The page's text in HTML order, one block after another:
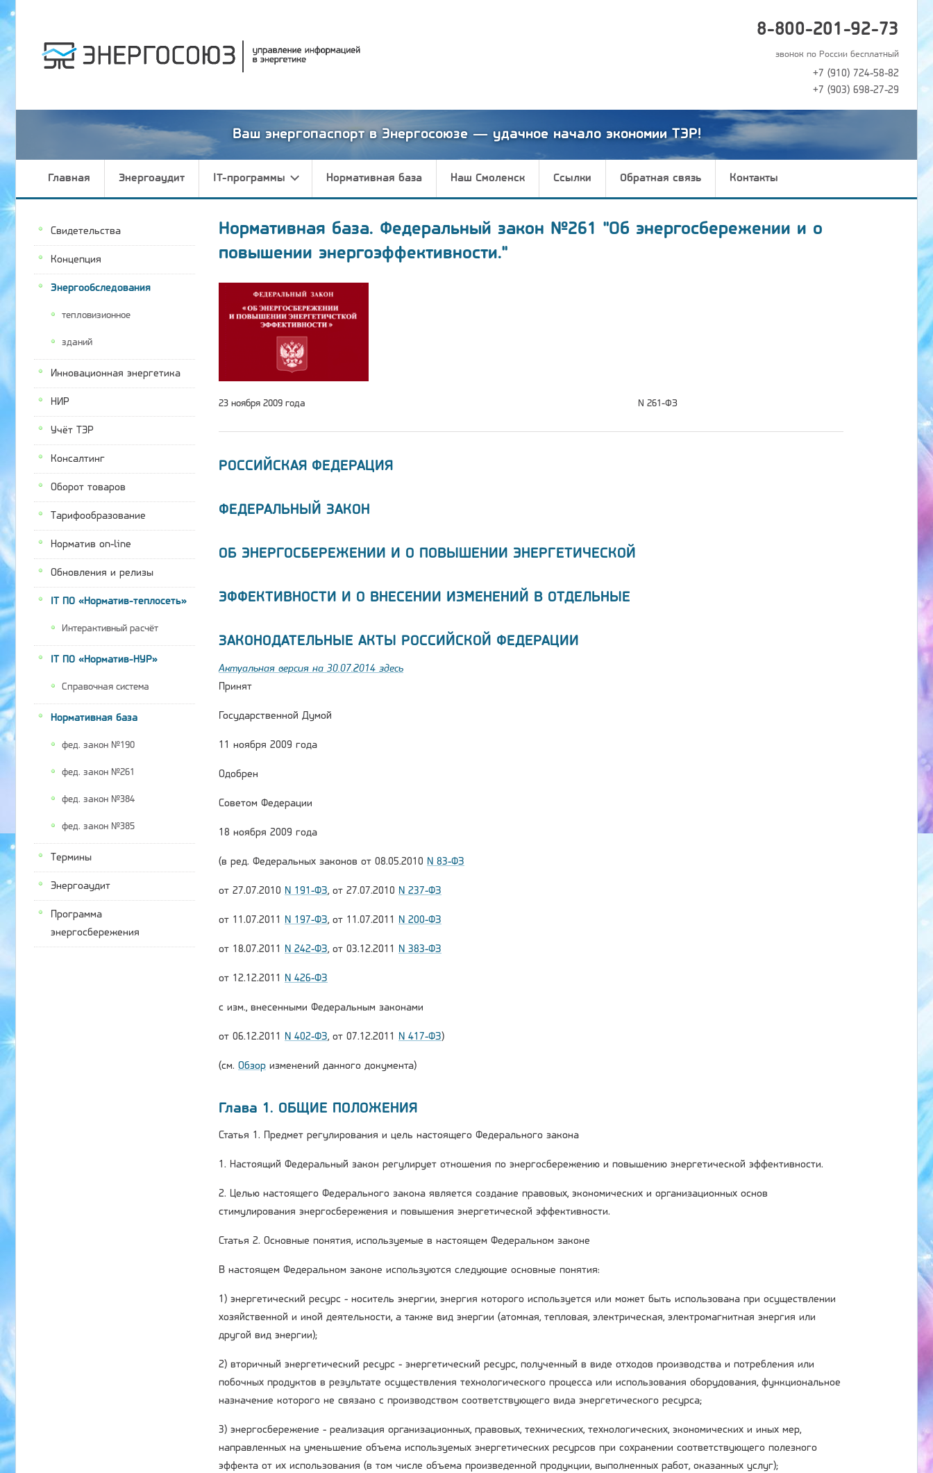
8-800-201-92-73
звонок по России бесплатный
+7 (910) 724-58-82
+7 (903) 698-27-29
Ваш энергопаспорт в Энергосоюзе — удачное начало экономии ТЭР!
Главная Энергоаудит IT-программы Нормативная база Наш Смоленск Ссылки Обратная связь Контакты
Свидетельства
Концепция
Энергообследования
тепловизионное
зданий
Инновационная энергетика
НИР
Учёт ТЭР
Консалтинг
Оборот товаров
Тарифообразование
Норматив on-line
Обновления и релизы
IT ПО «Норматив-теплосеть»
Интерактивный расчёт
IT ПО «Норматив-НУР»
Справочная система
Нормативная база
фед. закон №190
фед. закон №261
фед. закон №384
фед. закон №385
Термины
Энергоаудит
Программа
энергосбережения
Нормативная база. Федеральный закон №261 "Об энергосбережении и о
повышении энергоэффективности."
23 ноября 2009 года N 261-ФЗ
РОССИЙСКАЯ ФЕДЕРАЦИЯ
ФЕДЕРАЛЬНЫЙ ЗАКОН
ОБ ЭНЕРГОСБЕРЕЖЕНИИ И О ПОВЫШЕНИИ ЭНЕРГЕТИЧЕСКОЙ
ЭФФЕКТИВНОСТИ И О ВНЕСЕНИИ ИЗМЕНЕНИЙ В ОТДЕЛЬНЫЕ
ЗАКОНОДАТЕЛЬНЫЕ АКТЫ РОССИЙСКОЙ ФЕДЕРАЦИИ
Актуальная версия на 30.07.2014 здесь
Принят
Государственной Думой
11 ноября 2009 года
Одобрен
Советом Федерации
18 ноября 2009 года
(в ред. Федеральных законов от 08.05.2010 N 83-ФЗ
от 27.07.2010 N 191-ФЗ, от 27.07.2010 N 237-ФЗ
от 11.07.2011 N 197-ФЗ, от 11.07.2011 N 200-ФЗ
от 18.07.2011 N 242-ФЗ, от 03.12.2011 N 383-ФЗ
от 12.12.2011 N 426-ФЗ
с изм., внесенными Федеральным законами
от 06.12.2011 N 402-ФЗ, от 07.12.2011 N 417-ФЗ)
(см. Обзор изменений данного документа)
Глава 1. ОБЩИЕ ПОЛОЖЕНИЯ
Статья 1. Предмет регулирования и цель настоящего Федерального закона
1. Настоящий Федеральный закон регулирует отношения по энергосбережению и повышению энергетической эффективности.
2. Целью настоящего Федерального закона является создание правовых, экономических и организационных основ
стимулирования энергосбережения и повышения энергетической эффективности.
Статья 2. Основные понятия, используемые в настоящем Федеральном законе
В настоящем Федеральном законе используются следующие основные понятия:
1) энергетический ресурс - носитель энергии, энергия которого используется или может быть использована при осуществлении
хозяйственной и иной деятельности, а также вид энергии (атомная, тепловая, электрическая, электромагнитная энергия или
другой вид энергии);
2) вторичный энергетический ресурс - энергетический ресурс, полученный в виде отходов производства и потребления или
побочных продуктов в результате осуществления технологического процесса или использования оборудования, функциональное
назначение которого не связано с производством соответствующего вида энергетического ресурса;
3) энергосбережение - реализация организационных, правовых, технических, технологических, экономических и иных мер,
направленных на уменьшение объема используемых энергетических ресурсов при сохранении соответствующего полезного
эффекта от их использования (в том числе объема произведенной продукции, выполненных работ, оказанных услуг);